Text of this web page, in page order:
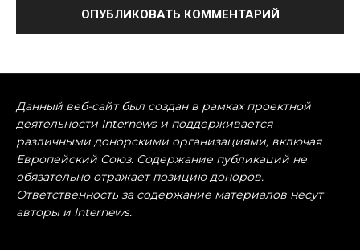
Данный веб-сайт был создан в рамках проектной
деятельности Internews и поддерживается
различными донорскими организациями, включая
Европейский Союз. Содержание публикаций не
обязательно отражает позицию доноров.
Ответственность за содержание материалов несут
авторы и Internews.